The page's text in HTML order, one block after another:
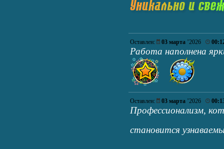
Оставлен: 03 марта ’2026
Работа наполнена
Оставлен: 03 марта ’2026
Профессионализм,
становится